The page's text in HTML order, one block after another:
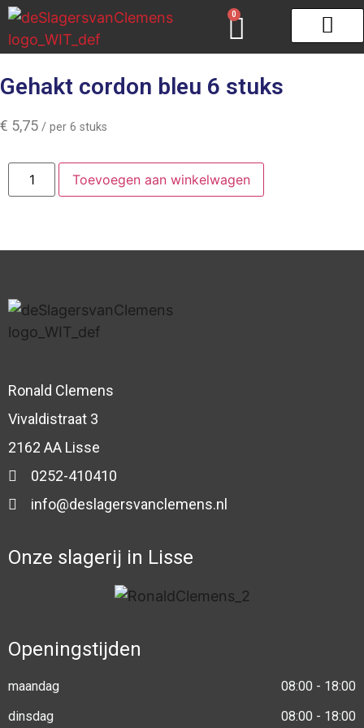
0
Gehakt cordon bleu 6 stuks
€ 5,75 / per 6 stuks
Toevoegen aan winkelwagen
Ronald Clemens
Vivaldistraat 3
2162 AA Lisse
0252-410410
info@deslagersvanclemens.nl
Onze slagerij in Lisse
Openingstijden
maandag
08:00 - 18:00
dinsdag
08:00 - 18:00